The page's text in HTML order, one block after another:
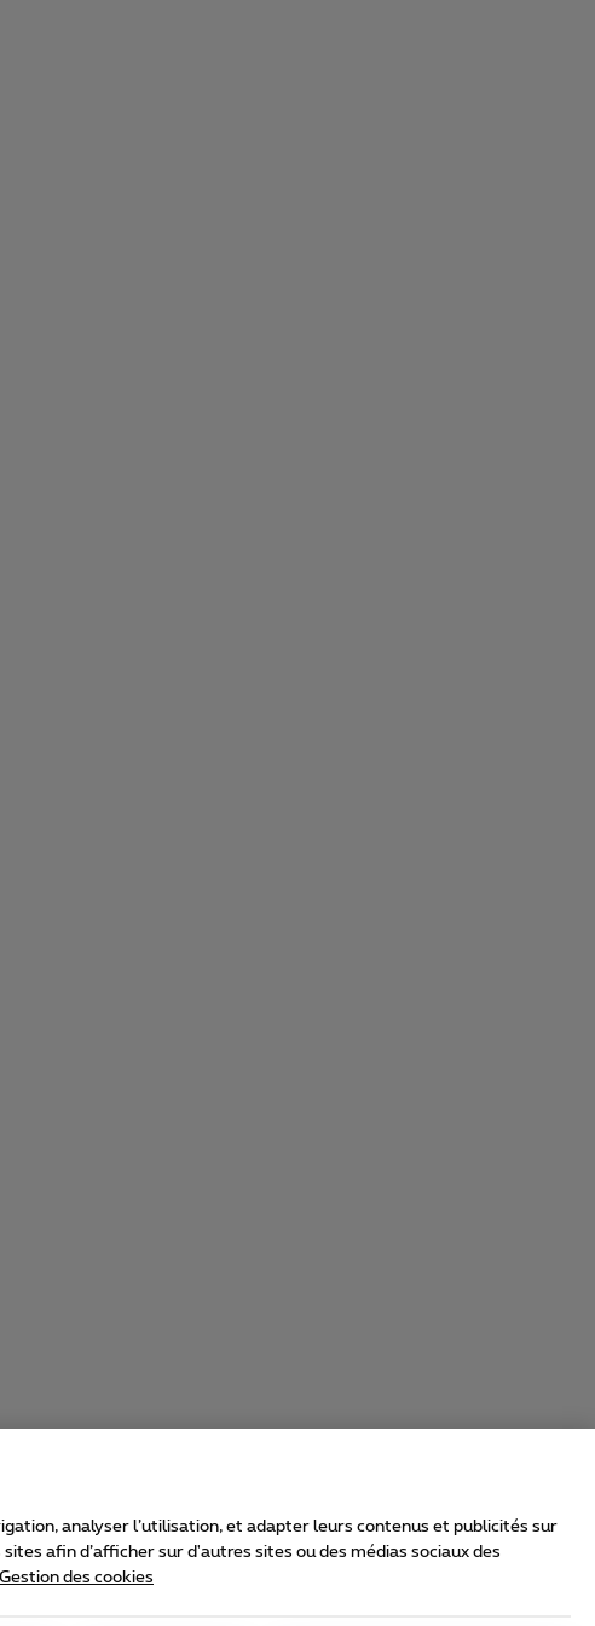
analyser l’utilisation, et adapter leurs contenus et publicités sur
afin d’afficher sur d'autres sites ou des médias sociaux des
Gestion des cookies